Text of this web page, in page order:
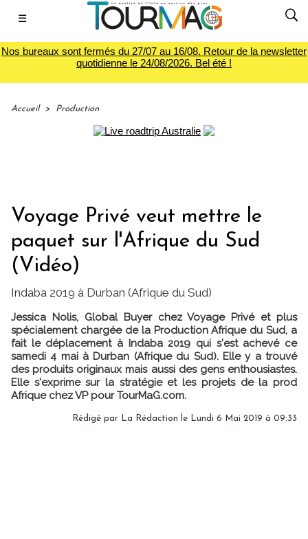
☰
Nos bureaux sont fermés du 27/07 au 16/08. Retour de la newsletter
quotidienne le 24/08/2026. Bel été !
Accueil > Production
Voyage Privé veut mettre le
paquet sur l'Afrique du Sud
(Vidéo)
Indaba 2019 à Durban (Afrique du Sud)
Jessica Nolis, Global Buyer chez Voyage Privé et plus
spécialement chargée de la Production Afrique du Sud, a
fait le déplacement à Indaba 2019 qui s'est achevé ce
samedi 4 mai à Durban (Afrique du Sud). Elle y a trouvé
des produits originaux mais aussi des gens enthousiastes.
Elle s'exprime sur la stratégie et les projets de la prod
Afrique chez VP pour TourMaG.com.
Rédigé par La Rédaction le Lundi 6 Mai 2019 à 09:33